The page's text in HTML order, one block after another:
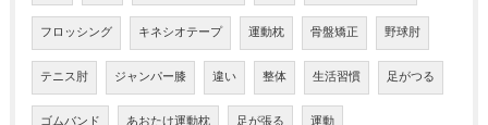
フロッシング キネシオテープ 運動枕 骨盤矯正 野球肘
テニス肘 ジャンパー膝 違い 整体 生活習慣 足がつる